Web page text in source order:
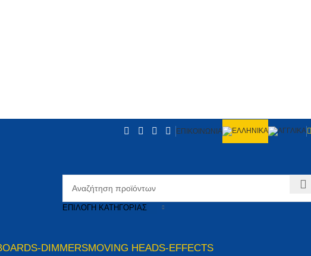
ΕΠΙΚΟΙΝΩΝΙΑ
ΕΠΙΛΟΓΉ ΚΑΤΗΓΟΡΊΑΣ
DIMMERSMOVING HEADS-EFFECTS